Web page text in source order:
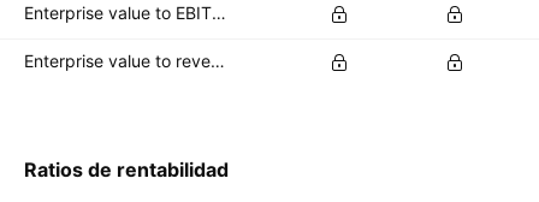
Enterprise value to EBIT forward
Enterprise value to revenue forward
Ratios de rentabilidad